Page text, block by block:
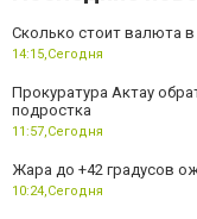
Сколько стоит валюта в
14:15,Сегодня
Прокуратура Актау
подростка
11:57,Сегодня
Жара до +42 градусов
10:24,Сегодня